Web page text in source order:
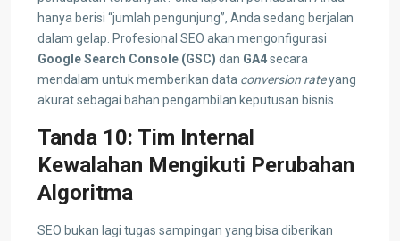
hanya berisi “jumlah pengunjung”, Anda sedang berjalan
dalam gelap. Profesional SEO akan mengonfigurasi
Google Search Console (GSC) dan GA4secara
mendalam untuk memberikan data conversion rateyang
akurat sebagai bahan pengambilan keputusan bisnis.
Tanda 10: Tim Internal
Kewalahan Mengikuti Perubahan
Algoritma
SEO bukan lagi tugas sampingan yang bisa diberikan